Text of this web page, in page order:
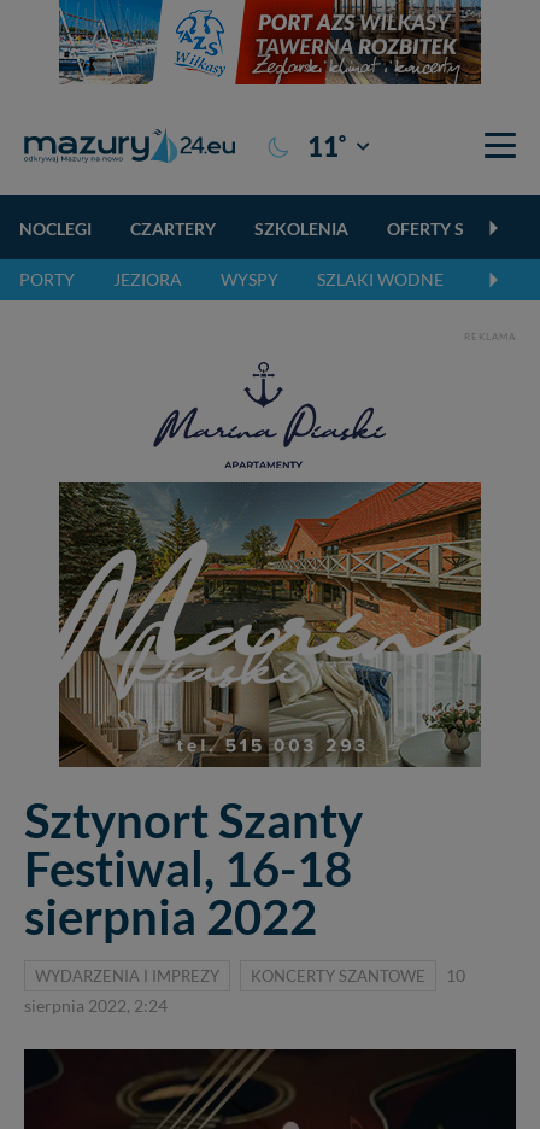
11° Giżycko
NOCLEGI CZARTERY SZKOLENIA OFERTY
PORTY JEZIORA WYSPY SZLAKI WODNE
REKLAMA
Sztynort Szanty
Festiwal, 16-18
sierpnia 2022
WYDARZENIA I IMPREZY KONCERTY SZANTOWE
10
sierpnia 2022, 2:24